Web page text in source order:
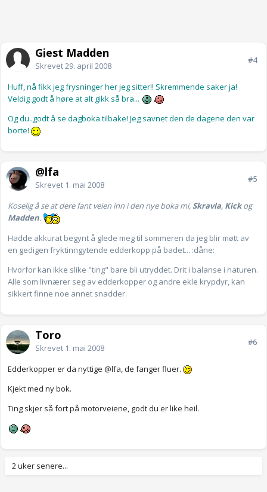
Gjest Madden
Skrevet29. april 2008
#4
Huff, nå fikk jeg frysninger her jeg sitter!! Skremmende saker ja!
Veldig godt å høre at alt gikk så bra...
Og du..godt å se dagboka tilbake! Jeg savnet den de dagene den var
borte!
@lfa
Skrevet 1. mai 2008
#5
Koselig å se at dere fant veien inn i den nye boka mi, Skravla, Kickog
Madden.
Hadde akkurat begynt å glede meg til sommeren da jeg blir møtt av
en gedigen fryktinngytende edderkopp på badet... :dåne:
Hvorfor kan ikke slike "ting" bare bli utryddet. Drit i balanse i naturen.
Alle som livnærer seg av edderkopper og andre ekle krypdyr, kan
sikkert finne noe annet snadder.
Toro
Skrevet 1. mai 2008
#6
Edderkopper er da nyttige @lfa, de fanger fluer.
Kjekt med ny bok.
Ting skjer så fort på motorveiene, godt du er like heil.
2 uker senere...